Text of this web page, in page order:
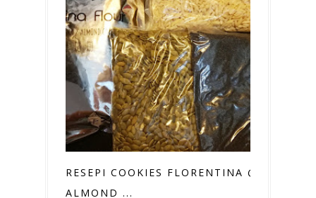
RESEPI COOKIES FLORENTINA @
ALMOND ...